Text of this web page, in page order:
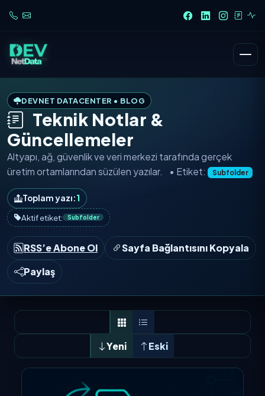
DEVNET DATACENTER • BLOG
Teknik Notlar &
Güncellemeler
Altyapı, ağ, güvenlik ve veri merkezi tarafında gerçek
üretim ortamlarından süzülen yazılar. • Etiket: Subfolder
Toplam yazı:1
Aktif etiket:
Subfolder
RSS’e Abone Ol
Sayfa Bağlantısını Kopyala
Paylaş
Yeni Eski